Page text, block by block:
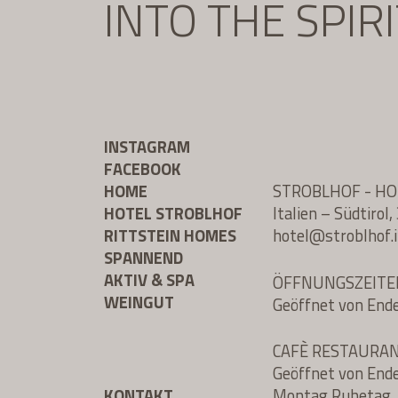
INTO THE
INSTAGRAM
FACEBOOK
HOME
HOTEL STROBLHOF
RITTSTEIN HOMES
SPANNEND
AKTIV & SPA
WEINGUT
STROBLHOF -
Italien – Südtirol,
hotel@
Geöffnet von
CAFÈ
Geöffnet von